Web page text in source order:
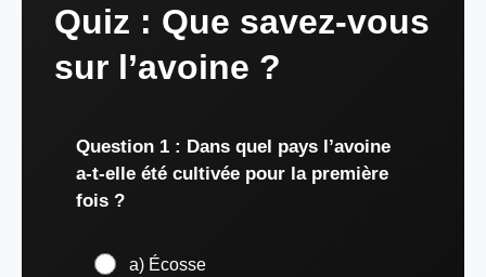
Quiz : Que savez-vous
sur l’avoine ?
Question 1 : Dans quel pays l’avoine
a-t-elle été cultivée pour la première
fois ?
a) Écosse